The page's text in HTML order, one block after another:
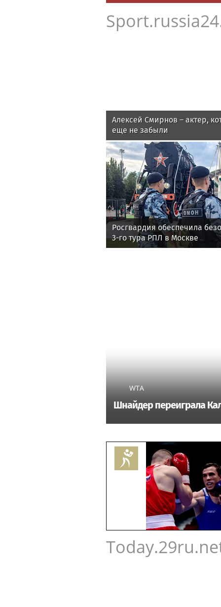
Алексей Смирнов – актер,
еще не забыли
Росгвардия обеспечила
3-го тура РПЛ в Москве
WTA
Шнайдер переиграла